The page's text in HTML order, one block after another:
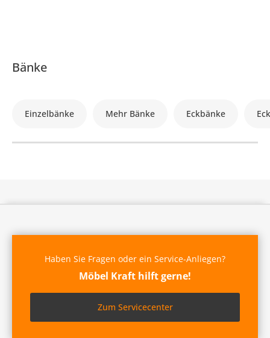
Bänke
Einzelbänke Mehr Bänke Eckbänke
Haben Sie Fragen oder ein Service-Anliegen?
Möbel Kraft hilft gerne!
Zum Servicecenter